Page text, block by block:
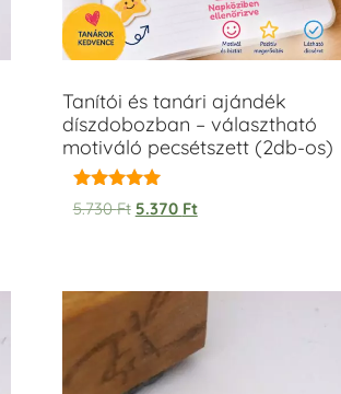
Tanítói és tanári ajándék
díszdobozban – választható
motiváló pecsétszett (2db-os)
Értékelés:
5.00
5.730Ft 5.370 Ft